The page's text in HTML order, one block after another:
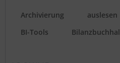
Archivierung auslesen
BI-Tools